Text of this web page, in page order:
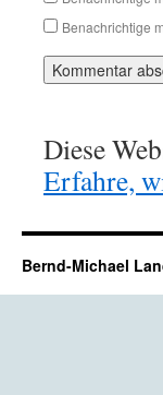
Benachrichtige
Diese
Erfahre,
Bernd-Michael